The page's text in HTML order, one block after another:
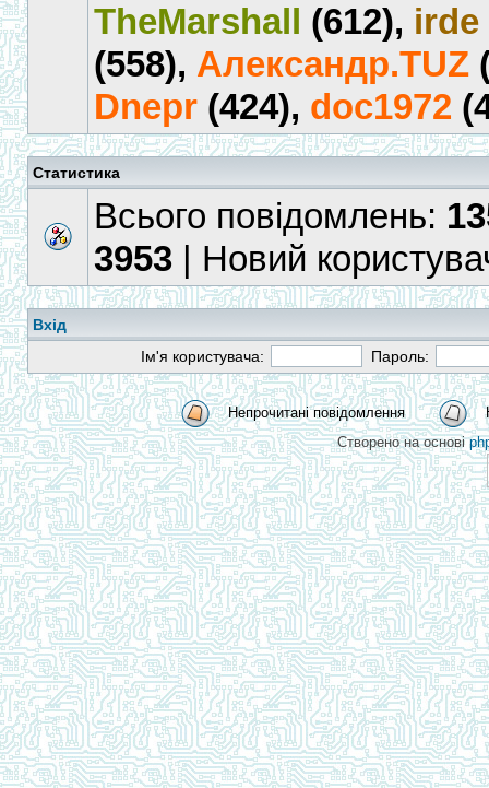
TheMarshall (612), irde
(558), Александр.TUZ
Dnepr (424), doc1972
Статистика
Всього повідомлень:
3953 | Новий
Вхід
Ім'я користувача:
Пароль:
Непрочитані повідомлення
Створено на основі